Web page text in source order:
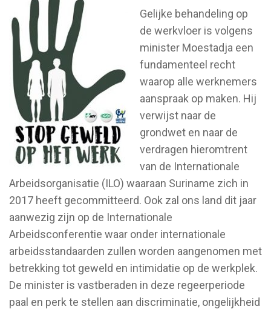
Gelijke behandeling op
de werkvloer is volgens
minister Moestadja een
fundamenteel recht
waarop alle werknemers
aanspraak op maken. Hij
verwijst naar de
grondwet en naar de
verdragen hieromtrent
van de Internationale
Arbeidsorganisatie (ILO) waaraan Suriname zich in
2017 heeft gecommitteerd. Ook zal ons land dit jaar
aanwezig zijn op de Internationale
Arbeidsconferentie waar onder internationale
arbeidsstandaarden zullen worden aangenomen met
betrekking tot geweld en intimidatie op de werkplek.
De minister is vastberaden in deze regeerperiode
paal en perk te stellen aan discriminatie, ongelijkheid